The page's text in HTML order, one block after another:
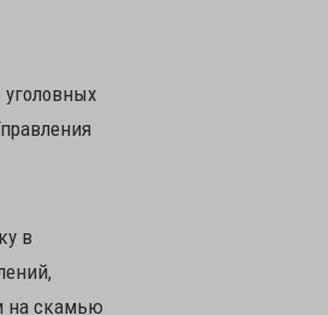
в
на скамью